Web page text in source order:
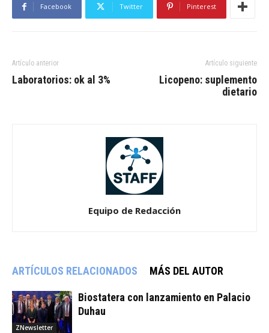
Facebook Twitter Pinterest
Artículo anterior
Laboratorios: ok al 3%
Artículo siguiente
Licopeno: suplemento
dietario
Equipo de Redacción
ARTÍCULOS RELACIONADOS MÁS DEL AUTOR
ZNewsletter
Biostatera con lanzamiento en Palacio
Duhau